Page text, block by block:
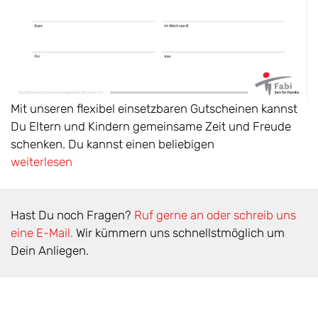
Mit unseren flexibel einsetzbaren Gutscheinen kannst
Du Eltern und Kindern gemeinsame Zeit und Freude
schenken. Du kannst einen beliebigen
weiterlesen
Hast Du noch Fragen? Ruf gerne an oder schreib uns
eine E-Mail. Wir kümmern uns schnellstmöglich um
Dein Anliegen.